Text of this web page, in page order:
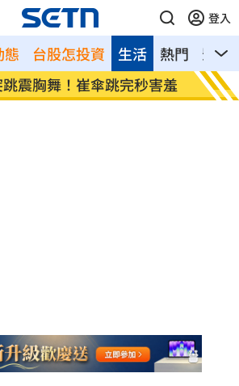
登入
態 台股怎投資 熱門 影音
生活
震胸舞！崔傘跳完秒害羞
蔡壁
易